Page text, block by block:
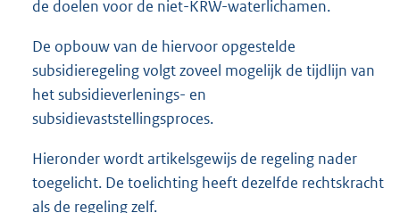
de doelen voor de niet-KRW-waterlichamen.
De opbouw van de hiervoor opgestelde
subsidieregeling volgt zoveel mogelijk de tijdlijn van
het subsidieverlenings- en
subsidievaststellingsproces.
Hieronder wordt artikelsgewijs de regeling nader
toegelicht. De toelichting heeft dezelfde rechtskracht
als de regeling zelf.